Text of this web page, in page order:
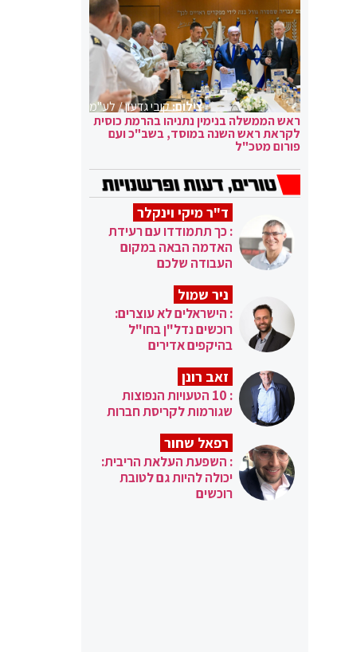
צילום:קובי גדעון / לע"מ
ראש הממשלה בנימין נתניהו בהרמת כוסית
לקראת ראש השנה במוסד, בשב"כ ועם
פורום מטכ"ל
ד"ר מיקי וינקלר
: כך תתמודדו עם רעידת
האדמה הבאה במקום
העבודה שלכם
ניר שמול
: הישראלים לא עוצרים:
רוכשים נדל"ן בחו"ל
בהיקפים אדירים
זאב רונן
: 10 הטעויות הנפוצות
שגורמות לקריסת חברות
רפאל שחור
: השפעת העלאת הריבית:
יכולה להיות גם לטובת
רוכשים